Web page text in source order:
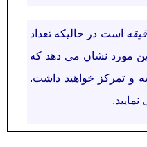
است در حالیکه تعداد
باشد. این مورد نشان می دهد که
و تمرکز خواهید داشت.